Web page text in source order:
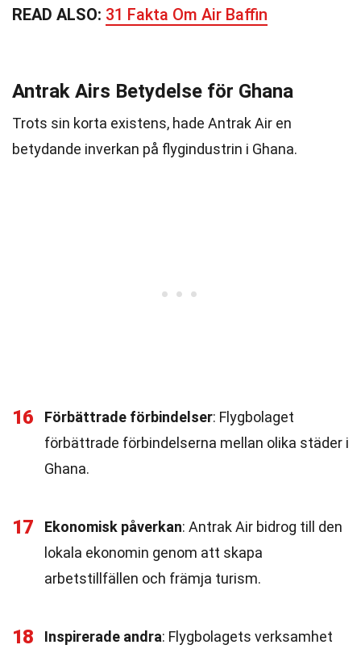
READ ALSO: 31 Fakta Om Air Baffin
Antrak Airs Betydelse för Ghana
Trots sin korta existens, hade Antrak Air en
betydande inverkan på flygindustrin i Ghana.
16 Förbättrade förbindelser: Flygbolaget
förbättrade förbindelserna mellan olika städer i
Ghana.
17 Ekonomisk påverkan: Antrak Air bidrog till den
lokala ekonomin genom att skapa
arbetstillfällen och främja turism.
18 Inspirerade andra: Flygbolagets verksamhet